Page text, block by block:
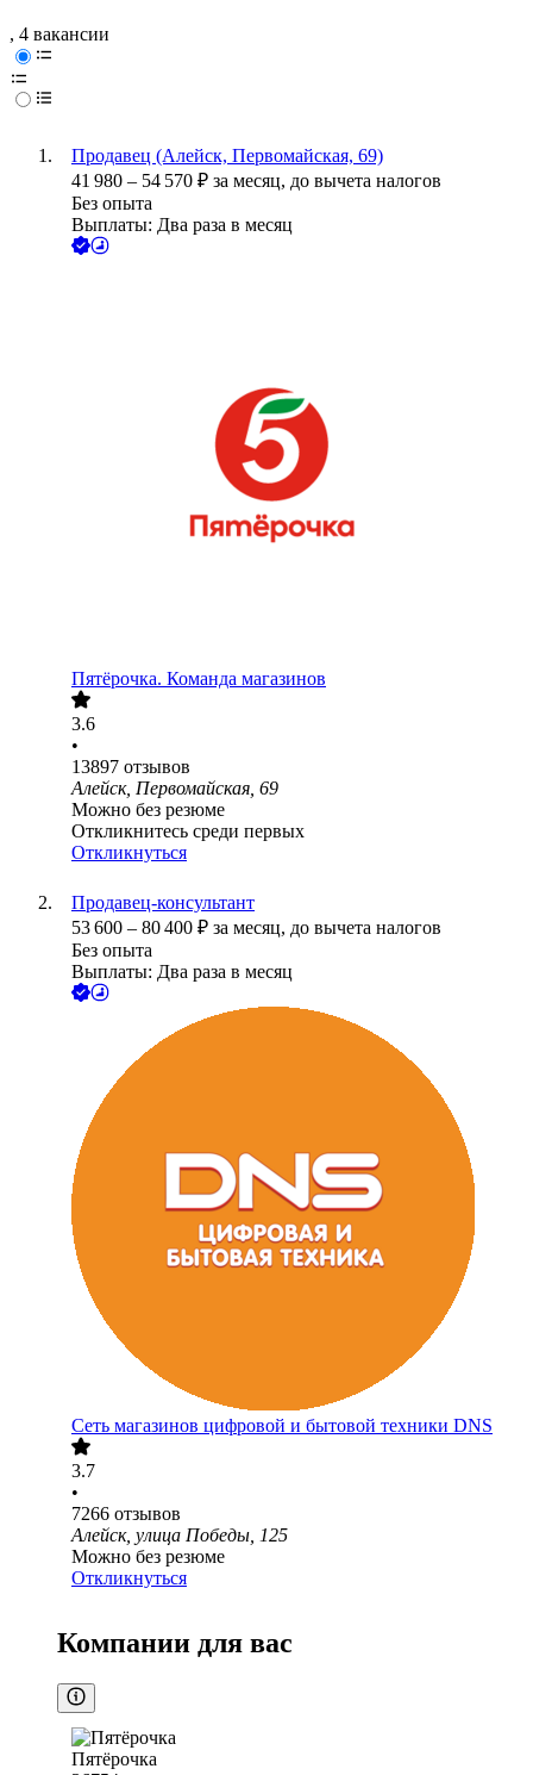
, 4 вакансии
Продавец (Алейск, Первомайская, 69)
41 980 – 54 570 ₽ за месяц, до вычета налогов
Без опыта
Выплаты: Два раза в месяц
Пятёрочка. Команда магазинов
3.6
•
13897 отзывов
Алейск, Первомайская, 69
Можно без резюме
Откликнитесь среди первых
Откликнуться
Продавец-консультант
53 600 – 80 400 ₽ за месяц, до вычета налогов
Без опыта
Выплаты: Два раза в месяц
Сеть магазинов цифровой и бытовой техники DNS
3.7
•
7266 отзывов
Алейск, улица Победы, 125
Можно без резюме
Откликнуться
Компании для вас
Пятёрочка